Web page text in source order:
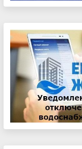
Добавить обращение